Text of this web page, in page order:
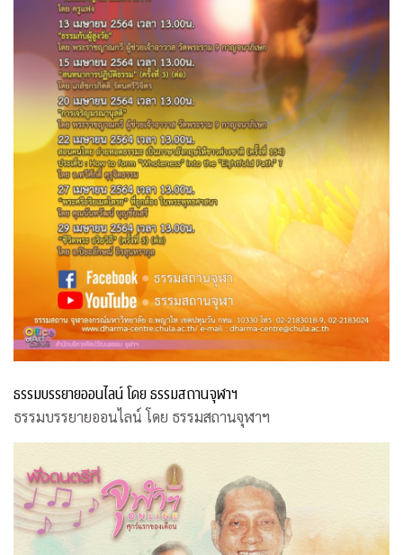
ธรรมบรรยายออนไลน์ โดย ธรรมสถานจุฬาฯ
ธรรมบรรยายออนไลน์ โดย ธรรมสถานจุฬาฯ